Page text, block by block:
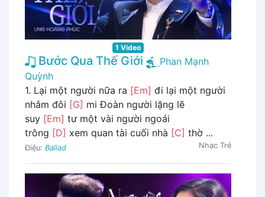
1 Video
Bước Qua Thế Giới
Phan Mạnh
Quỳnh
1. Lại một người nữa ra [Em] đi lại một người
nhắm đôi [G] mi Đoàn người lặng lẽ
suy [Em] tư một vài người ngoái
trông [D] xem quan tài cuối nhà [C] thờ ...
Điệu: Ballad Nhạc Trẻ